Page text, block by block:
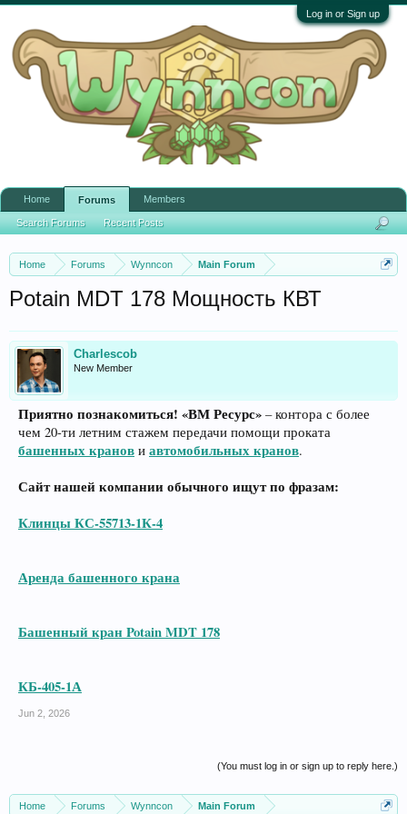
Log in or Sign up
Home Forums Wynncon Main Forum
Potain MDT 178 Мощность КВТ
Charlescob
New Member
Приятно познакомиться! «ВМ Ресурс» – контора с более
чем 20-ти летним стажем передачи помощи проката
башенных кранов и автомобильных кранов.
Сайт нашей компании обычного ищут по фразам:
Клинцы КС-55713-1К-4
Аренда башенного крана
Башенный кран Potain MDT 178
КБ-405-1А
Jun 2, 2026
(You must log in or sign up to reply here.)
Home Forums Wynncon Main Forum
Home Forums
Search Forums Recent Posts
Members